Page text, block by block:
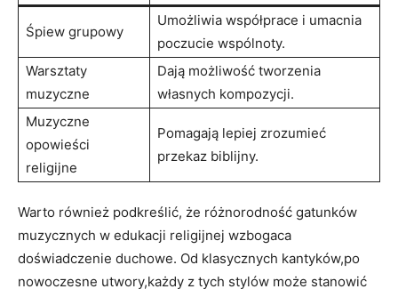
Śpiew grupowy
Umożliwia współprace i umacnia
poczucie wspólnoty.
Warsztaty
muzyczne
Dają możliwość tworzenia
własnych kompozycji.
Muzyczne
opowieści
religijne
Pomagają lepiej zrozumieć
przekaz biblijny.
Warto również podkreślić, że różnorodność gatunków
muzycznych w edukacji religijnej wzbogaca
doświadczenie duchowe. Od klasycznych kantyków,po
nowoczesne utwory,każdy z tych stylów może stanowić